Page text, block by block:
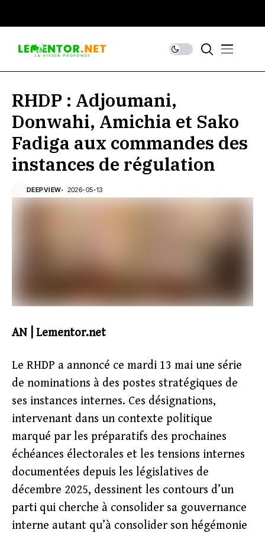
RHDP : Adjoumani,
Donwahi, Amichia et Sako
Fadiga aux commandes des
instances de régulation
DEEPVIEW 2026-05-13
AN | Lementor.net
Le RHDP a annoncé ce mardi 13 mai une série
de nominations à des postes stratégiques de
ses instances internes. Ces désignations,
intervenant dans un contexte politique
marqué par les préparatifs des prochaines
échéances électorales et les tensions internes
documentées depuis les législatives de
décembre 2025, dessinent les contours d’un
parti qui cherche à consolider sa gouvernance
interne autant qu’à consolider son hégémonie